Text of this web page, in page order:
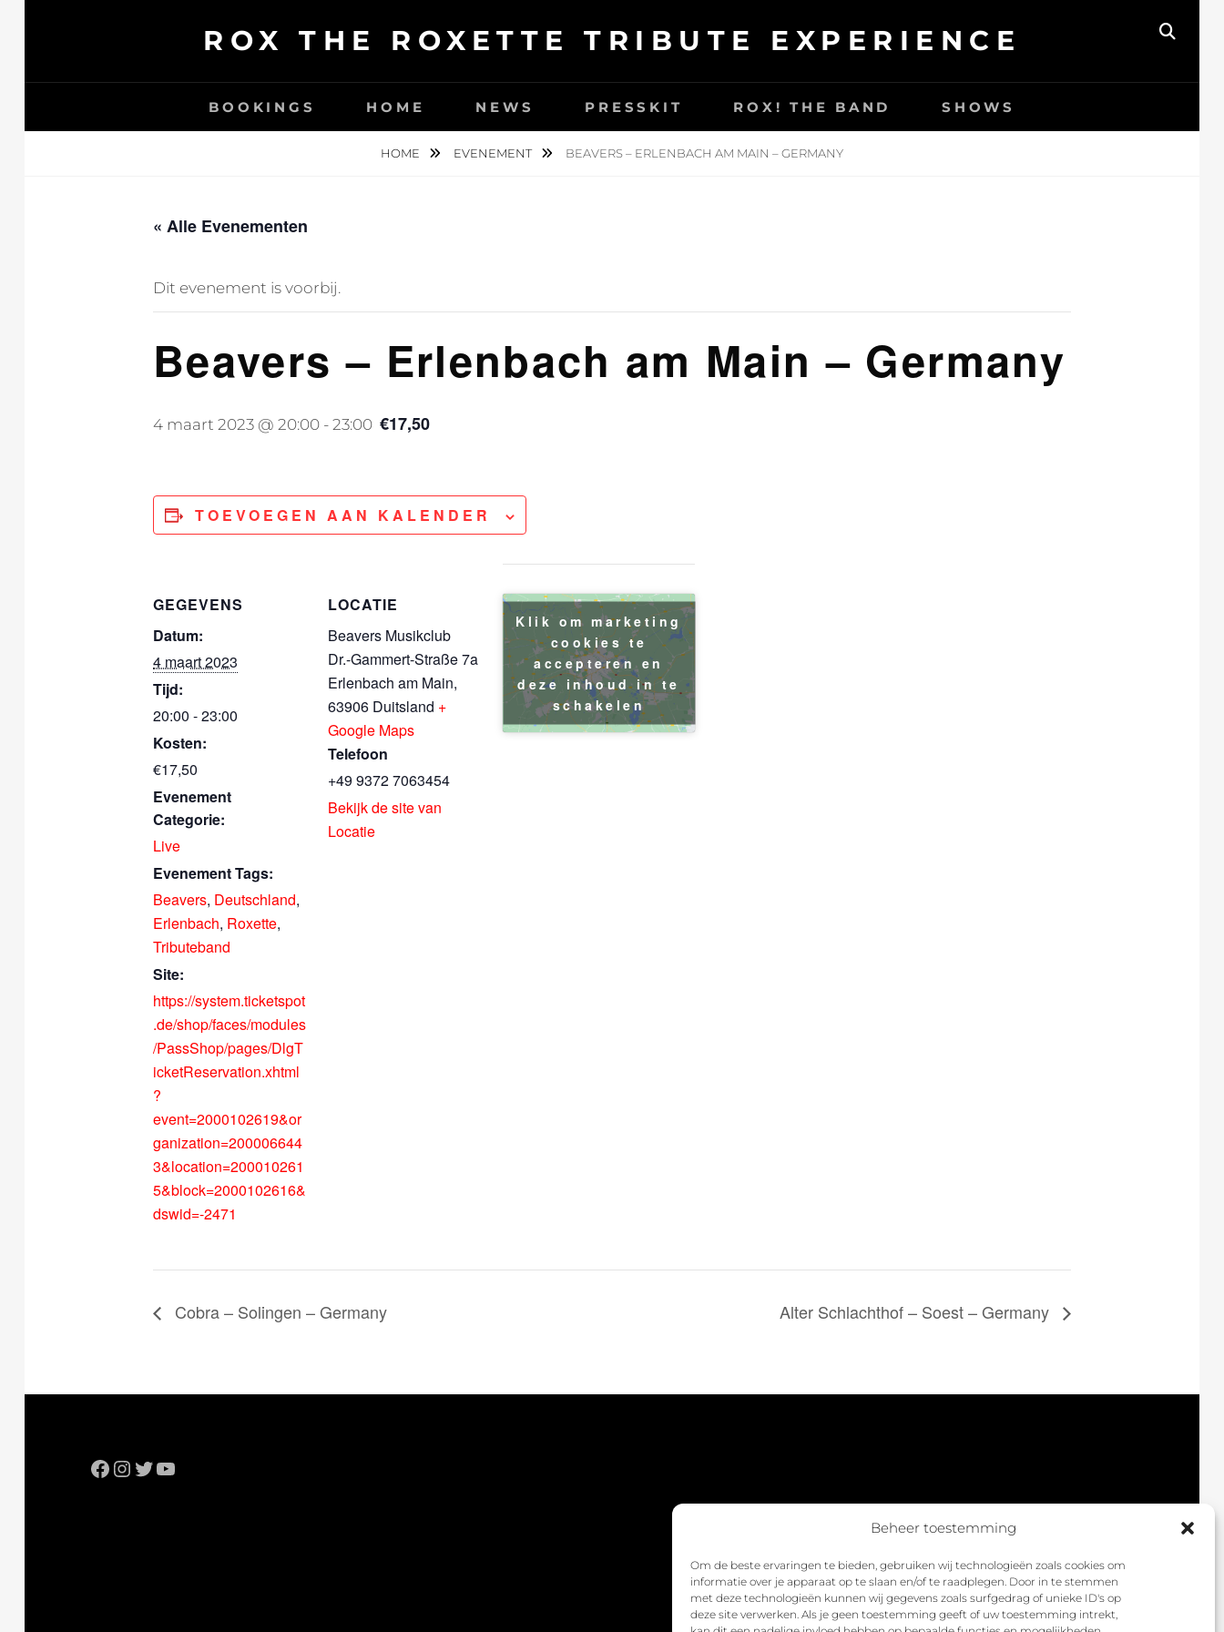
Beheer toestemming
Om de beste ervaringen te bieden, gebruiken wij technologieën zoals cookies om
informatie over je apparaat op te slaan en/of te raadplegen. Door in te stemmen
met deze technologieën kunnen wij gegevens zoals surfgedrag of unieke ID's op
deze site verwerken. Als je geen toestemming geeft of uw toestemming intrekt,
inhoud
ROX THE ROXETTE TRIBUTE EXPERIENCE
BOOKINGS HOME NEWS PRESSKIT ROX! THE BAND SHOWS
HOME EVENEMENT BEAVERS – ERLENBACH AM MAIN – GERMANY
« Alle Evenementen
Dit evenement is voorbij.
Beavers – Erlenbach am Main – Germany
4 maart 2023 @ 20:00 - 23:00 €17,50
TOEVOEGEN AAN KALENDER
GEGEVENS
Datum:
4 maart 2023
Tijd:
20:00 - 23:00
Kosten:
€17,50
Evenement
Categorie:
Live
Evenement Tags:
Beavers, Deutschland,
Erlenbach, Roxette,
Tributeband
Site:
https://system.ticketspot
.de/shop/faces/modules
/PassShop/pages/DlgT
icketReservation.xhtml
?
event=2000102619&or
ganization=200006644
3&location=200010261
5&block=2000102616&
dswid=-2471
LOCATIE
Beavers Musikclub
Dr.-Gammert-Straße 7a
Erlenbach am Main,
63906 Duitsland +
Google Maps
Telefoon
+49 9372 7063454
Bekijk de site van
Locatie
Klik om marketing
cookies te
accepteren en
deze inhoud in te
schakelen
Cobra – Solingen – Germany Alter Schlachthof – Soest – Germany
Facebook
Instagram
Twitter
YouTube